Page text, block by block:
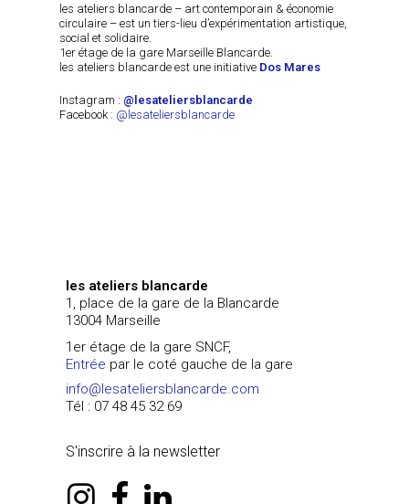
les ateliers blancarde – art contemporain & économie
circulaire – est un tiers-lieu d’expérimentation artistique,
social et solidaire.
1er étage de la gare Marseille Blancarde.
les ateliers blancarde est une initiative Dos Mares
Instagram : @lesateliersblancarde
Facebook : @lesateliersblancarde
les ateliers blancarde
1, place de la gare de la Blancarde
13004 Marseille
1er étage de la gare SNCF,
Entrée par le coté gauche de la gare
info@lesateliersblancarde.com
Tél : 07 48 45 32 69
S'inscrire à la newsletter
instagram
facebook
linkedin